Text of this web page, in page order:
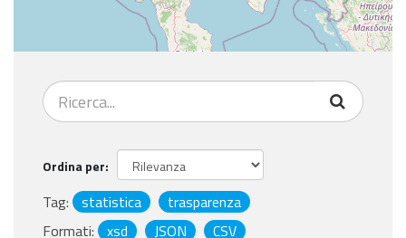
Ordina per
Tag: statistica
trasparenza
Formati:
xsd JSON
CSV